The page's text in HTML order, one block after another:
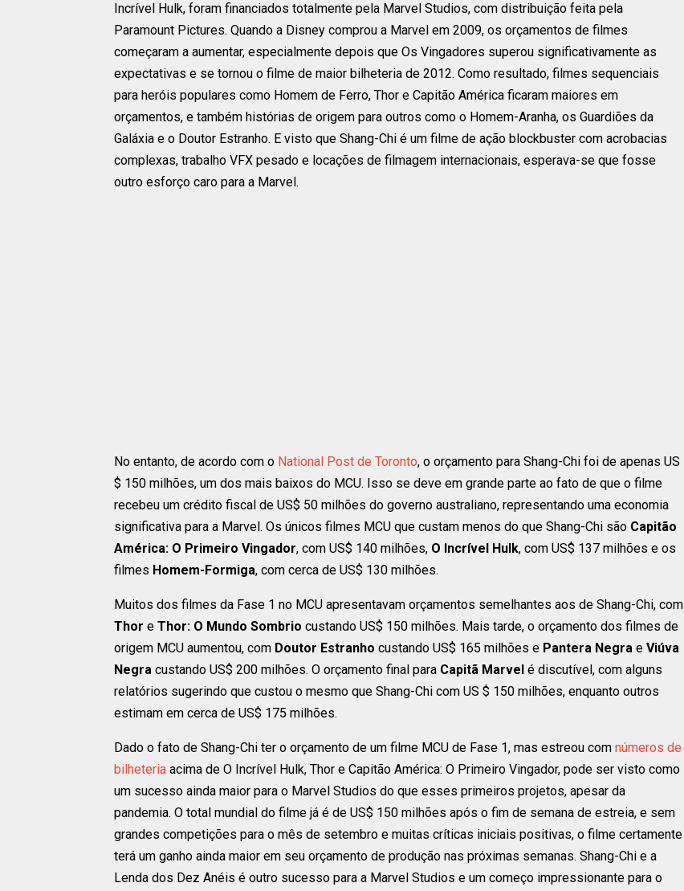
Incrível Hulk, foram financiados totalmente pela Marvel Studios, com distribuição feita pela
Paramount Pictures. Quando a Disney comprou a Marvel em 2009, os orçamentos de filmes
começaram a aumentar, especialmente depois que Os Vingadores superou significativamente as
expectativas e se tornou o filme de maior bilheteria de 2012. Como resultado, filmes sequenciais
para heróis populares como Homem de Ferro, Thor e Capitão América ficaram maiores em
orçamentos, e também histórias de origem para outros como o Homem-Aranha, os Guardiões da
Galáxia e o Doutor Estranho. E visto que Shang-Chi é um filme de ação blockbuster com acrobacias
complexas, trabalho VFX pesado e locações de filmagem internacionais, esperava-se que fosse
outro esforço caro para a Marvel.
No entanto, de acordo com o National Post de Toronto, o orçamento para Shang-Chi foi de apenas US
$ 150 milhões, um dos mais baixos do MCU. Isso se deve em grande parte ao fato de que o filme
recebeu um crédito fiscal de US$ 50 milhões do governo australiano, representando uma economia
significativa para a Marvel. Os únicos filmes MCU que custam menos do que Shang-Chi são Capitão
América: O Primeiro Vingador, com US$ 140 milhões, O Incrível Hulk, com US$ 137 milhões e os
filmes Homem-Formiga, com cerca de US$ 130 milhões.
Muitos dos filmes da Fase 1 no MCU apresentavam orçamentos semelhantes aos de Shang-Chi, com
Thor e Thor: O Mundo Sombrio custando US$ 150 milhões. Mais tarde, o orçamento dos filmes de
origem MCU aumentou, com Doutor Estranho custando US$ 165 milhões e Pantera Negra e Viúva
Negra custando US$ 200 milhões. O orçamento final para Capitã Marvel é discutível, com alguns
relatórios sugerindo que custou o mesmo que Shang-Chi com US $ 150 milhões, enquanto outros
estimam em cerca de US$ 175 milhões.
Dado o fato de Shang-Chi ter o orçamento de um filme MCU de Fase 1, mas estreou com números de
bilheteria acima de O Incrível Hulk, Thor e Capitão América: O Primeiro Vingador, pode ser visto como
um sucesso ainda maior para o Marvel Studios do que esses primeiros projetos, apesar da
pandemia. O total mundial do filme já é de US$ 150 milhões após o fim de semana de estreia, e sem
grandes competições para o mês de setembro e muitas críticas iniciais positivas, o filme certamente
terá um ganho ainda maior em seu orçamento de produção nas próximas semanas. Shang-Chi e a
Lenda dos Dez Anéis é outro sucesso para a Marvel Studios e um começo impressionante para o